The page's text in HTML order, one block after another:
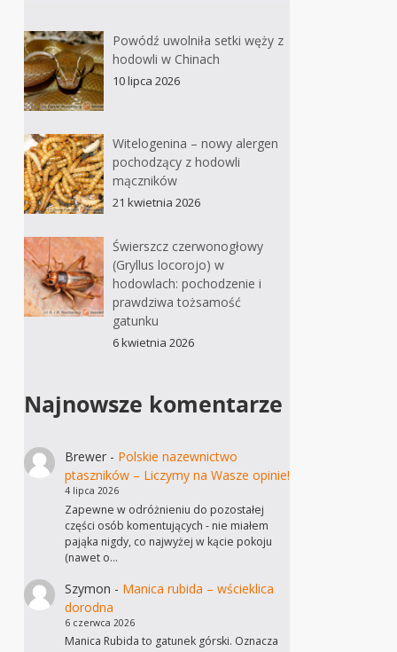
Powódź uwolniła setki węży z
hodowli w Chinach
10 lipca 2026
Witelogenina – nowy alergen
pochodzący z hodowli
mączników
21 kwietnia 2026
Świerszcz czerwonogłowy
(Gryllus locorojo) w
hodowlach: pochodzenie i
prawdziwa tożsamość
gatunku
6 kwietnia 2026
Najnowsze komentarze
Brewer- Polskie nazewnictwo
ptaszników – Liczymy na Wasze opinie!
4 lipca 2026
Zapewne w odróżnieniu do pozostałej
części osób komentujących - nie miałem
pająka nigdy, co najwyżej w kącie pokoju
(nawet o…
Szymon - Manica rubida – wścieklica
dorodna
6 czerwca 2026
Manica Rubida to gatunek górski. Oznacza